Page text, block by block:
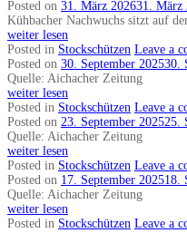
Posted on 31. März 202631. März
Kühbacher Nachwuchs sitzt auf
weiter lesen
Posted in Stockschützen Leave a
Posted on 30. September 202530.
Quelle: Aichacher Zeitung
weiter lesen
Posted in Stockschützen Leave a
Posted on 23. September 202525.
Quelle: Aichacher Zeitung
weiter lesen
Posted in Stockschützen Leave a
Posted on 17. September 202518.
Quelle: Aichacher Zeitung
weiter lesen
Posted in Stockschützen Leave a